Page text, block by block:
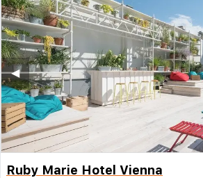
◀︎
Ruby Marie Hotel Vienna